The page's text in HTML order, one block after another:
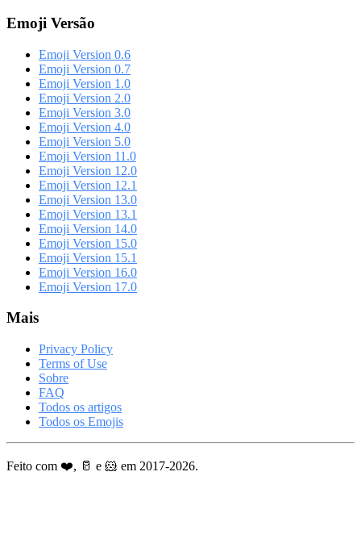
Emoji Versão
Emoji Version 0.6
Emoji Version 0.7
Emoji Version 1.0
Emoji Version 2.0
Emoji Version 3.0
Emoji Version 4.0
Emoji Version 5.0
Emoji Version 11.0
Emoji Version 12.0
Emoji Version 12.1
Emoji Version 13.0
Emoji Version 13.1
Emoji Version 14.0
Emoji Version 15.0
Emoji Version 15.1
Emoji Version 16.0
Emoji Version 17.0
Mais
Privacy Policy
Terms of Use
Sobre
FAQ
Todos os artigos
Todos os Emojis
Feito com ❤️, 🥛 e 🐹 em 2017-2026.